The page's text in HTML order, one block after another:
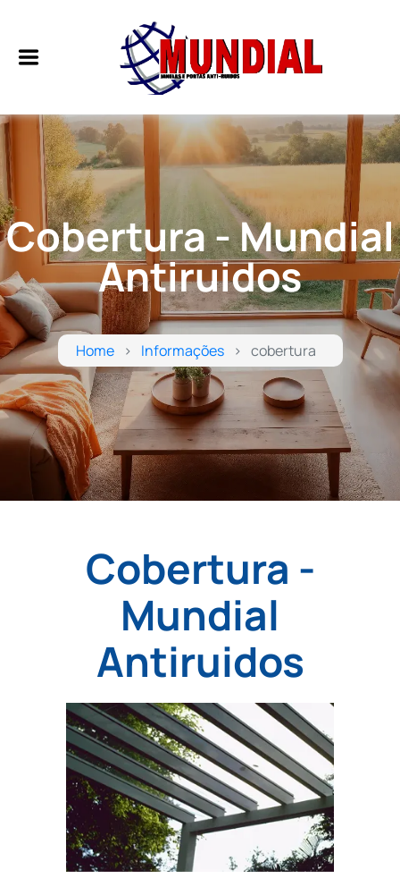
Cobertura - Mundial
Antiruidos
Home Informações cobertura
Cobertura -
Mundial
Antiruidos